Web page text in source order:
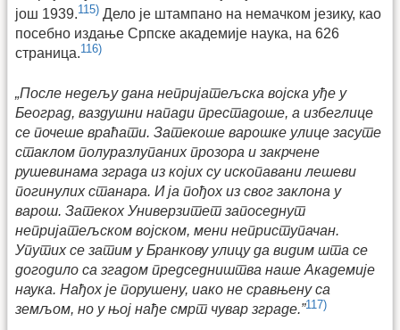
још 1939.115) Дело је штампано на немачком језику, као
посебно издање Српске академије наука, на 626
страница.116)
„После недељу дана непријатељска војска уђе у
Београд, ваздушни напади престадоше, а избеглице
се почеше враћати. Затекоше варошке улице засуте
стаклом полуразлупаних прозора и закрчене
рушевинама зграда из којих су ископавани лешеви
погинулих станара. И ја пођох из свог заклона у
варош. Затекох Универзитет запоседнут
непријатељском војском, мени неприступачан.
Упутих се затим у Бранкову улицу да видим шта се
догодило са згадом председништва наше Академије
наука. Нађох је порушену, иако не сравњену са
земљом, но у њој нађе смрт чувар зграде.”117)